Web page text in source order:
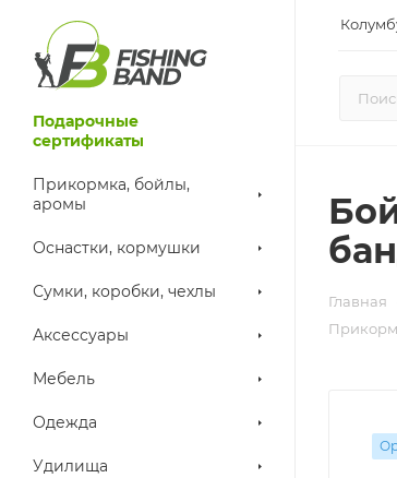
Подарочные
сертификаты
Прикормка, бойлы,
аромы
Оснастки, кормушки
Сумки, коробки, чехлы
Аксессуары
Мебель
Одежда
Удилища
Главная